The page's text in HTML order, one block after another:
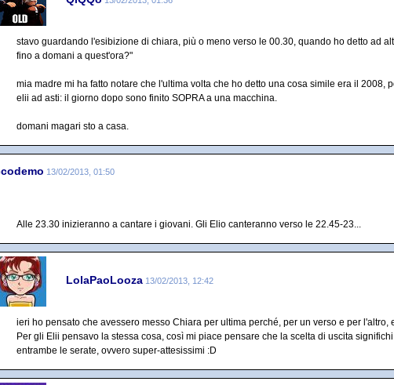
stavo guardando l'esibizione di chiara, più o meno verso le 00.30, quando ho detto ad
fino a domani a quest'ora?"
mia madre mi ha fatto notare che l'ultima volta che ho detto una cosa simile era il 2008,
elii ad asti: il giorno dopo sono finito SOPRA a una macchina.
domani magari sto a casa.
13/02/2013, 01:50
Alle 23.30 inizieranno a cantare i giovani. Gli Elio canteranno verso le 22.45-23...
LolaPaoLooza 13/02/2013, 12:42
ieri ho pensato che avessero messo Chiara per ultima perché, per un verso e per l'altro,
Per gli Elii pensavo la stessa cosa, così mi piace pensare che la scelta di uscita
entrambe le serate, ovvero super-attesissimi :D